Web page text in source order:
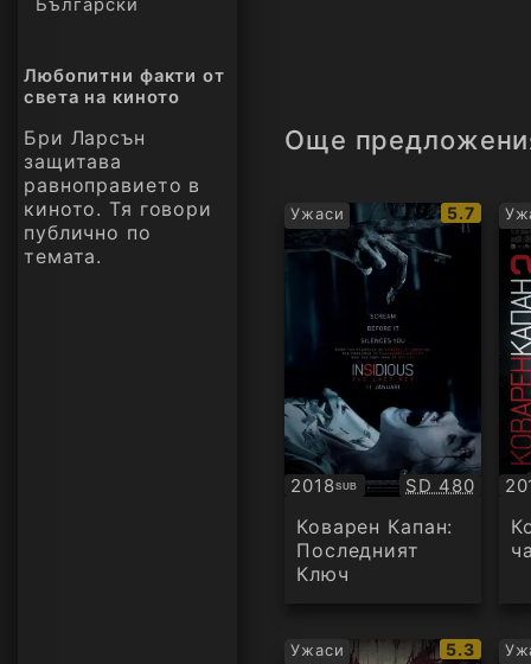
Български
Любопитни факти от
света на киното
Бри Ларсън
защитава
равноправието в
киното. Тя говори
публично по
темата.
Още
Ужаси
IMDb
рейтинг:
5.7
2018SUB
Субтитри Качество:
SD 480
Коварен Капан:
Последният
Ключ
БГ
Ужаси
IMDb
5.3